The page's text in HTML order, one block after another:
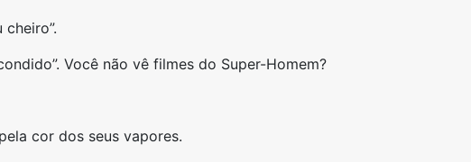
cheiro”.
Você não vê filmes do Super-Homem?
cor dos seus vapores.